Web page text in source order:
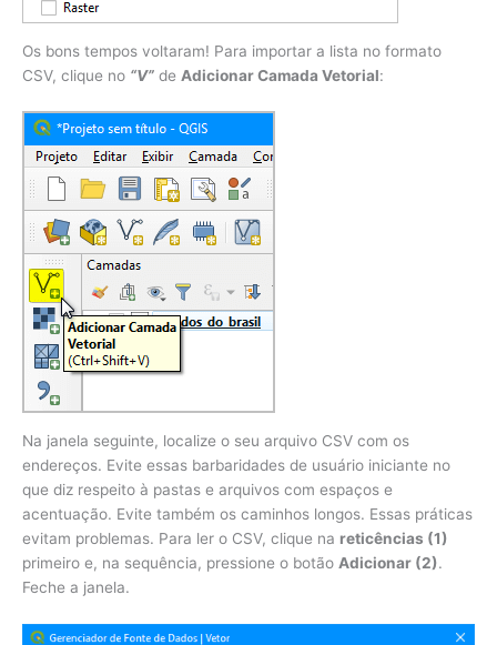
Os bons tempos voltaram! Para importar a lista no formato
CSV, clique no “V” de Adicionar Camada Vetorial:
Na janela seguinte, localize o seu arquivo CSV com os
endereços. Evite essas barbaridades de usuário iniciante no
que diz respeito à pastas e arquivos com espaços e
acentuação. Evite também os caminhos longos. Essas práticas
evitam problemas. Para ler o CSV, clique na reticências (1)
primeiro e, na sequência, pressione o botão Adicionar (2).
Feche a janela.